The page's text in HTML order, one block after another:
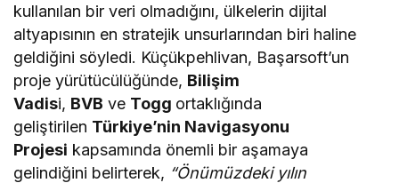
kullanılan bir veri olmadığını, ülkelerin dijital
altyapısının en stratejik unsurlarından biri haline
geldiğini söyledi. Küçükpehlivan, Başarsoft’un
proje yürütücülüğünde, Bilişim
Vadisi, BVB ve Togg ortaklığında
geliştirilen Türkiye’nin Navigasyonu
Projesi kapsamında önemli bir aşamaya
gelindiğini belirterek, “Önümüzdeki yılın